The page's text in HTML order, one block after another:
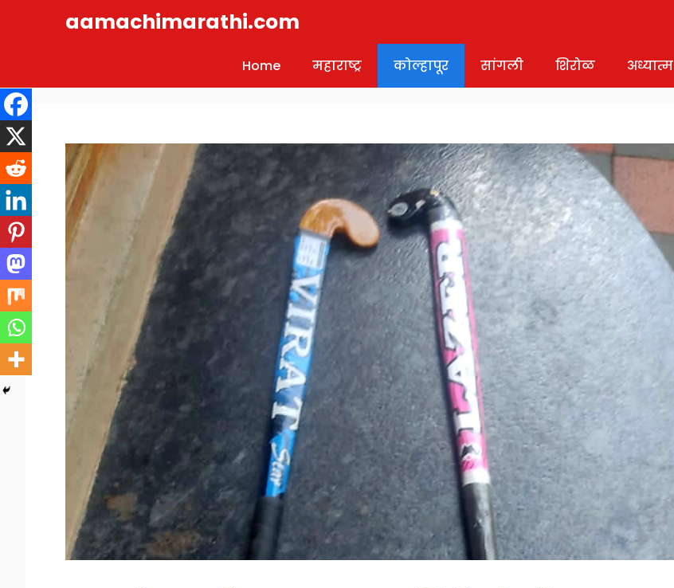
aamachimarathi.com
Home महाराष्ट्र कोल्हापूर सांगली शिरोळ अध्यात्म